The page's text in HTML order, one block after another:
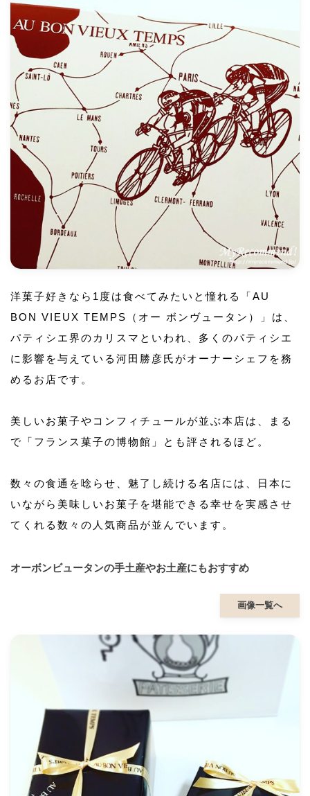
洋菓子好きなら1度は食べてみたいと憧れる「AU
BON VIEUX TEMPS（オー ボンヴュータン）」は、
パティシエ界のカリスマといわれ、多くのパティシエ
に影響を与えている河田勝彦氏がオーナーシェフを務
めるお店です。
美しいお菓子やコンフィチュールが並ぶ本店は、まる
で「フランス菓子の博物館」とも評されるほど。
数々の食通を唸らせ、魅了し続ける名店には、日本に
いながら美味しいお菓子を堪能できる幸せを実感させ
てくれる数々の人気商品が並んでいます。
オーボンビュータンの手土産やお土産にもおすすめ
画像一覧へ